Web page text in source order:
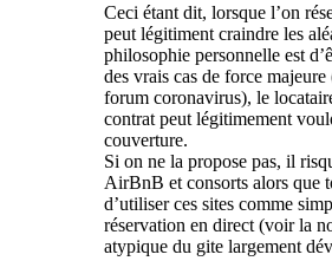
Ceci étant dit, lorsque l’on
peut légitiment craindre les
philosophie personnelle est
des vrais cas de force
forum coronavirus), le
contrat peut légitimement
couverture.
Si on ne la propose pas, il
AirBnB et consorts alors que
d’utiliser ces sites comme
réservation en direct (voir la
atypique du gite largement